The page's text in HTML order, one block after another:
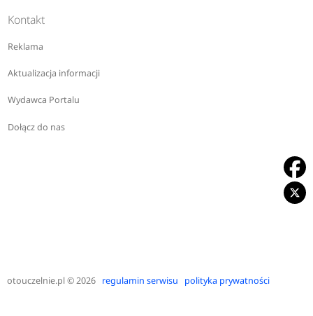
Kontakt
Reklama
Aktualizacja informacji
Wydawca Portalu
Dołącz do nas
otouczelnie.pl© 2026 regulamin serwisu polityka prywatności